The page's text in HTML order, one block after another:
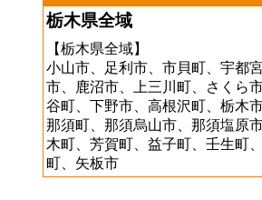
栃木県全域
【栃木県全域】
小山市、足利市、市貝町、宇都
市、鹿沼市、上三川町、さくら
谷町、下野市、高根沢町、栃木
那須町、那須烏山市、那須塩原
木町、芳賀町、益子町、壬生町
町、矢板市